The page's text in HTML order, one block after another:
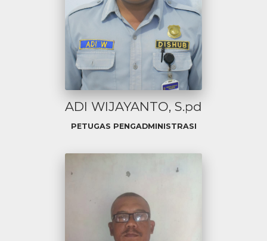
ADI WIJAYANTO, S.pd
PETUGAS PENGADMINISTRASI